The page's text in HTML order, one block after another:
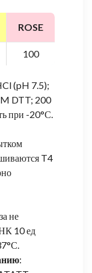
ROSE
100
(pH 7.5);
DTT; 200
при -20°С.
T4
не
10 ед
: